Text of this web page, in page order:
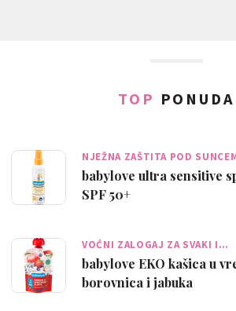
TOP PONUDA
NJEŽNA ZAŠTITA POD
babylove ultra sensitive
SPF 50+
VOĆNI ZALOGAJ ZA SVAKI I…
babylove EKO kašica u
borovnica i jabuka